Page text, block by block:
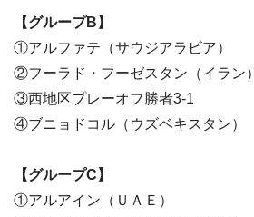
【グループB】
①アルファテ（サウジアラビア）
②フーラド・フーゼスタン（イラン）
③西地区プレーオフ勝者3-1
④ブニョドコル（ウズベキスタン）
【グループC】
①アルアイン（ＵＡＥ）